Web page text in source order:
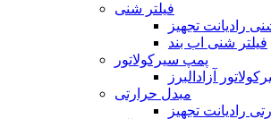
فیلتر شنی
رادیانت تجهیز
فیلتر شنی اب بند
پمپ سیرکولاتور
آزادالبرز
مبدل حرارتی
رادیانت تجهیز